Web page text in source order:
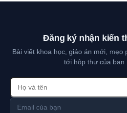
Đăng ký nhận kiến
Bài viết khoa học, giáo án mới,
tới hộp thư của bạn